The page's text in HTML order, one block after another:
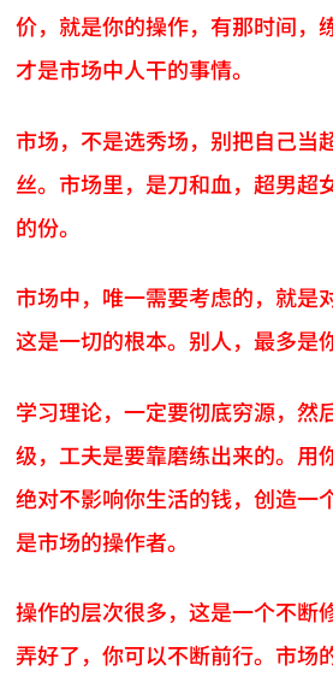
价，就是你的操作，有那时间，
才是市场中人干的事情。
市场，不是选秀场，别把自己当
丝。市场里，是刀和血，超男超
的份。
市场中，唯一需要考虑的，就是
这是一切的根本。别人，最多是
学习理论，一定要彻底穷源，然
级，工夫是要靠磨练出来的。用
绝对不影响你生活的钱，创造一
是市场的操作者。
操作的层次很多，这是一个不断
弄好了，你可以不断前行。市场